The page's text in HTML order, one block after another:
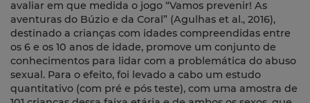
avaliar em que medida o jogo “Vamos prevenir! As
aventuras do Búzio e da Coral” (Agulhas et al., 2016),
destinado a crianças com idades compreendidas entre
os 6 e os 10 anos de idade, promove um conjunto de
conhecimentos para lidar com a problemática do abuso
sexual. Para o efeito, foi levado a cabo um estudo
quantitativo (com pré e pós teste), com uma amostra de